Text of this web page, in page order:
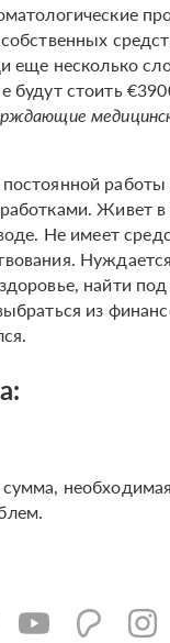
еще несколько
будут стоить
работы
Живет в
Не имеет
найти
из